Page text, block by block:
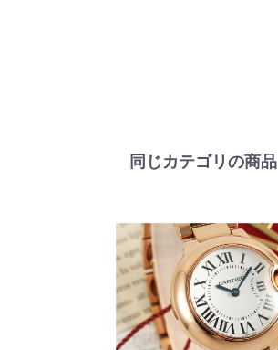
同じカテゴリの商品